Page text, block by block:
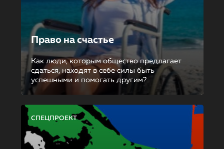
Право на счастье
Как люди, которым общество предлагает
сдаться, находят в себе силы быть
успешными и помогать другим?
СПЕЦПРОЕКТ